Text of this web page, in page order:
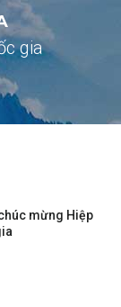
gia
mừng Hiệp